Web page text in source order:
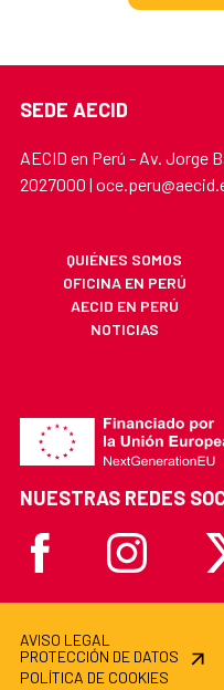
SEDE AECID
AECID en Perú - Av. Jorge
2027000 |
QUIÉNES SOMOS
OFICINA EN PERÚ
AECID EN PERÚ
NOTICIAS
NUESTRAS REDES
FacebookInstagram X
AVISO LEGAL
PROTECCIÓN DE DATOS
POLÍTICA DE COOKIES